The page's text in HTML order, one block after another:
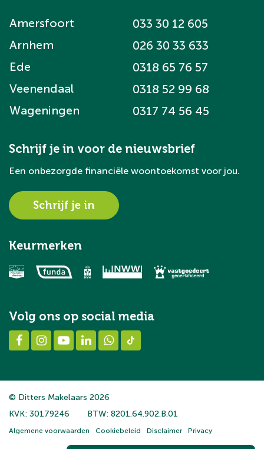
Amersfoort
033 30 12 605
Arnhem
026 30 33 633
Ede
0318 65 76 57
Veenendaal
0318 52 99 68
Wageningen
0317 74 56 45
Schrijf je in voor de nieuwsbrief
Een onbezorgde financiële woontoekomst voor jou.
Schrijf je in
Keurmerken
Volg ons op social media
© Ditters Makelaars 2026
KVK: 30179246
BTW: 8201.64.902.B.01
Algemene voorwaarden Cookiebeleid Disclaimer Privacy